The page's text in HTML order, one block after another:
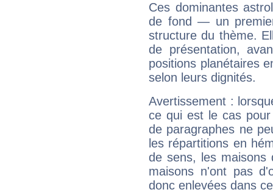
Ces dominantes
de fond — un
structure du thème.
de présentation,
positions planétaires
selon leurs dignités.
Avertissement :
ce qui est le cas
de paragraphes ne
les répartitions en
de sens, les maisons
maisons n'ont pas
donc enlevées dans